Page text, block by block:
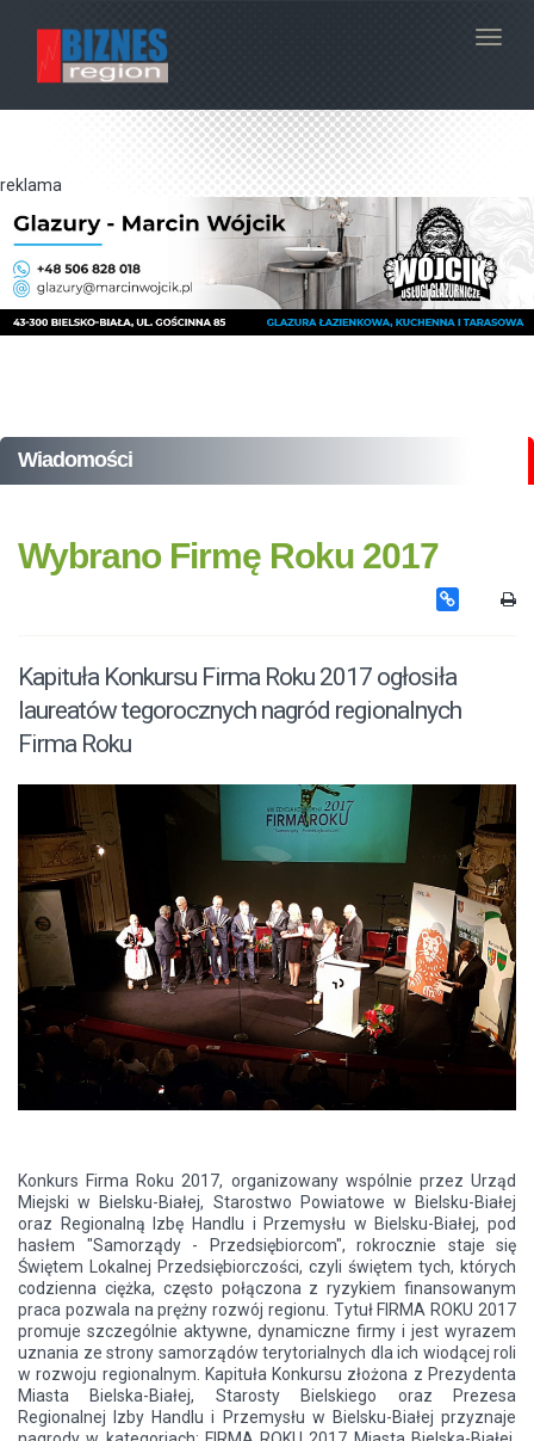
reklama
Wiadomości
Wybrano Firmę Roku 2017
Kapituła Konkursu Firma Roku 2017 ogłosiła
laureatów tegorocznych nagród regionalnych
Firma Roku
Konkurs Firma Roku 2017, organizowany wspólnie przez Urząd
Miejski w Bielsku-Białej, Starostwo Powiatowe w Bielsku-Białej
oraz Regionalną Izbę Handlu i Przemysłu w Bielsku-Białej, pod
hasłem "Samorządy - Przedsiębiorcom", rokrocznie staje się
Świętem Lokalnej Przedsiębiorczości, czyli świętem tych, których
codzienna ciężka, często połączona z ryzykiem finansowanym
praca pozwala na prężny rozwój regionu. Tytuł FIRMA ROKU 2017
promuje szczególnie aktywne, dynamiczne firmy i jest wyrazem
uznania ze strony samorządów terytorialnych dla ich wiodącej roli
w rozwoju regionalnym. Kapituła Konkursu złożona z Prezydenta
Miasta Bielska-Białej, Starosty Bielskiego oraz Prezesa
Regionalnej Izby Handlu i Przemysłu w Bielsku-Białej przyznaje